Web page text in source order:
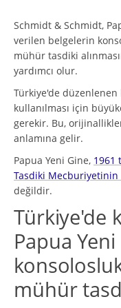
Schmidt & Schmidt,
verilen belgelerin
mühür tasdiki
yardımcı olur.
Türkiye'de düzenlenen
kullanılması için
gerekir. Bu,
anlamına gelir.
Papua Yeni Gine, 1961
Tasdiki Mecburiyetinin
değildir.
Türkiye'de
Papua
mühür